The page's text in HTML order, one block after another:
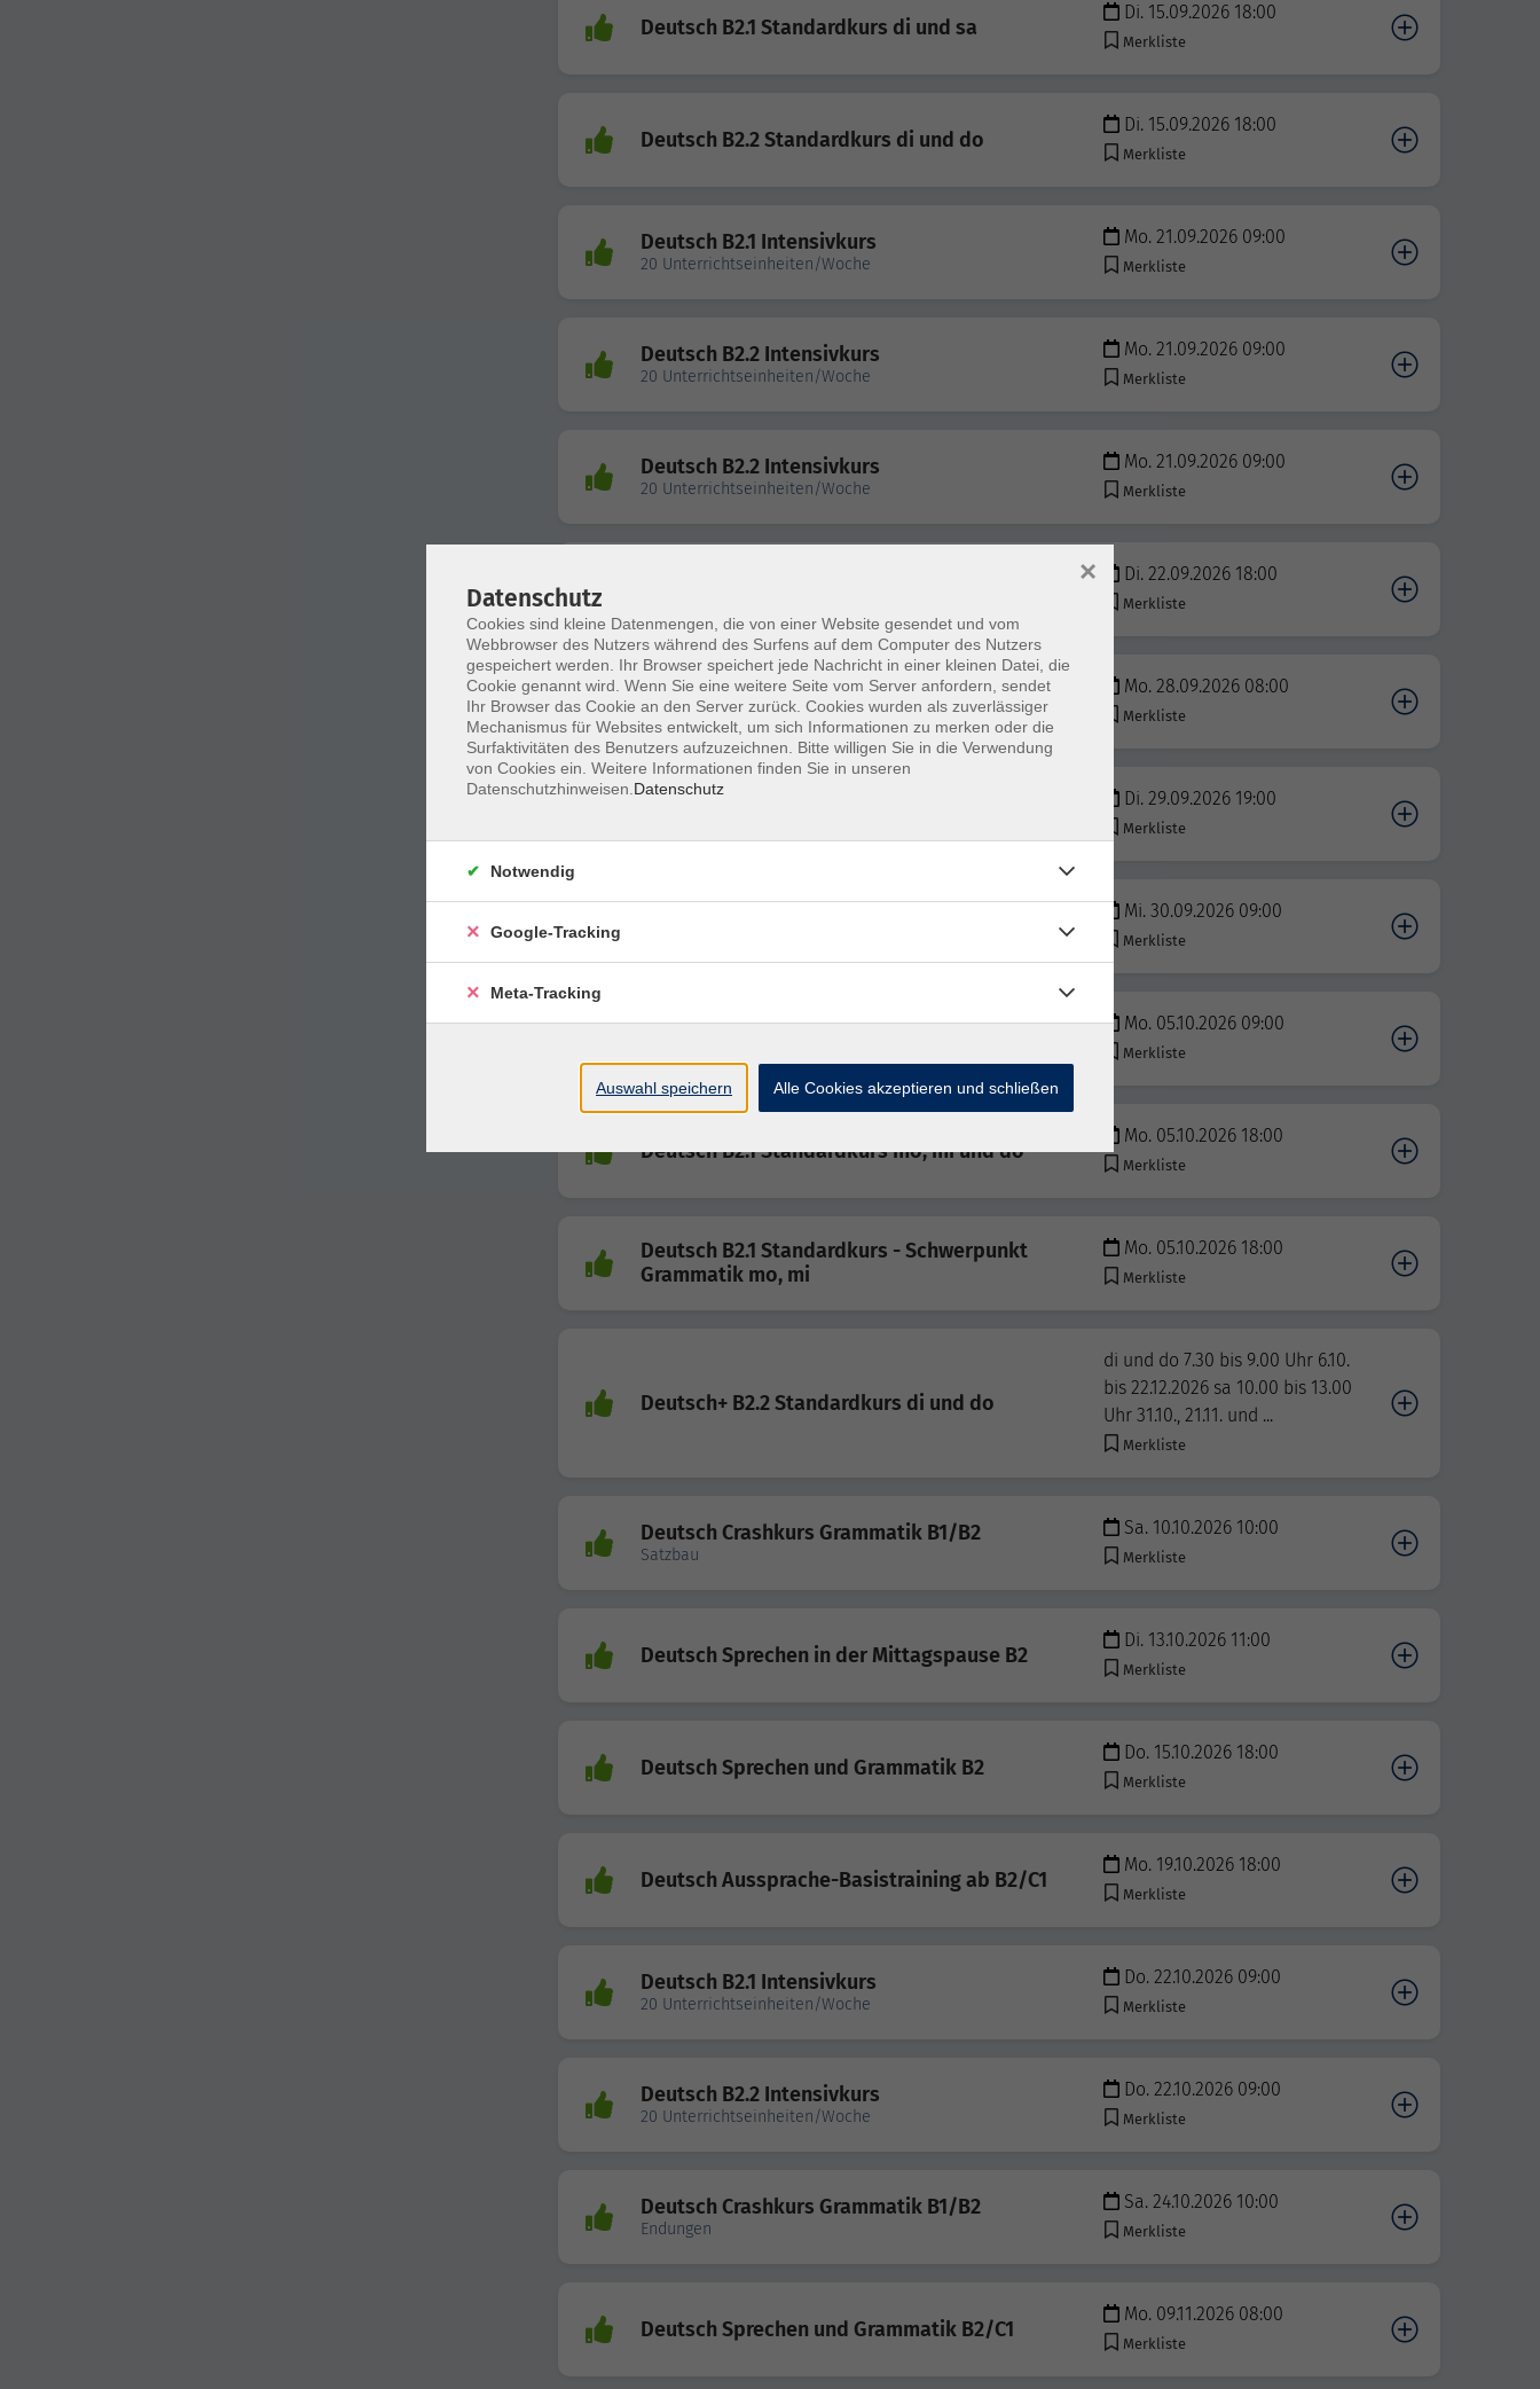
Deutsch B2.1 Standardkurs di und sa
Di. 15.09.2026 18:00
Merkliste
Deutsch B2.2 Standardkurs di und do
Di. 15.09.2026 18:00
Merkliste
Deutsch B2.1 Intensivkurs
20 Unterrichtseinheiten/Woche
Mo. 21.09.2026 09:00
Merkliste
Deutsch B2.2 Intensivkurs
20 Unterrichtseinheiten/Woche
Mo. 21.09.2026 09:00
Merkliste
Deutsch B2.2 Intensivkurs
20 Unterrichtseinheiten/Woche
Mo. 21.09.2026 09:00
Merkliste
Di. 22.09.2026 18:00
Merkliste
Deutsch Sprechen und Grammatik B2/C1
Mo. 28.09.2026 08:00
Merkliste
Di. 29.09.2026 19:00
Merkliste
Mi. 30.09.2026 09:00
Merkliste
Mo. 05.10.2026 09:00
Merkliste
Deutsch B2.1 Standardkurs mo, mi und do
Mo. 05.10.2026 18:00
Merkliste
Deutsch B2.1 Standardkurs - Schwerpunkt
Grammatik mo, mi
Mo. 05.10.2026 18:00
Merkliste
Deutsch+ B2.2 Standardkurs di und do
di und do 7.30 bis 9.00 Uhr 6.10.
bis 22.12.2026 sa 10.00 bis 13.00
Uhr 31.10., 21.11. und ...
Merkliste
Deutsch Crashkurs Grammatik B1/B2
Satzbau
Sa. 10.10.2026 10:00
Merkliste
Deutsch Sprechen in der Mittagspause B2
Di. 13.10.2026 11:00
Merkliste
Deutsch Sprechen und Grammatik B2
Do. 15.10.2026 18:00
Merkliste
Deutsch Aussprache-Basistraining ab B2/C1
Mo. 19.10.2026 18:00
Merkliste
Deutsch B2.1 Intensivkurs
20 Unterrichtseinheiten/Woche
Do. 22.10.2026 09:00
Merkliste
Deutsch B2.2 Intensivkurs
20 Unterrichtseinheiten/Woche
Do. 22.10.2026 09:00
Merkliste
Deutsch Crashkurs Grammatik B1/B2
Endungen
Sa. 24.10.2026 10:00
Merkliste
Deutsch Sprechen und Grammatik B2/C1
Mo. 09.11.2026 08:00
Merkliste
Datenschutz
Cookies sind kleine Datenmengen, die von einer Website gesendet und vom
Webbrowser des Nutzers während des Surfens auf dem Computer des Nutzers
gespeichert werden. Ihr Browser speichert jede Nachricht in einer kleinen Datei, die
Cookie genannt wird. Wenn Sie eine weitere Seite vom Server anfordern, sendet
Ihr Browser das Cookie an den Server zurück. Cookies wurden als zuverlässiger
Mechanismus für Websites entwickelt, um sich Informationen zu merken oder die
Surfaktivitäten des Benutzers aufzuzeichnen. Bitte willigen Sie in die Verwendung
von Cookies ein. Weitere Informationen finden Sie in unseren
Datenschutzhinweisen. Datenschutz
×
Notwendig
Google-Tracking
Meta-Tracking
Auswahl speichern Alle Cookies akzeptieren und schließen